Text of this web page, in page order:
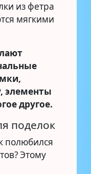
из фетра
мягкими
элементы
другое.
поделок
полюбился
Этому